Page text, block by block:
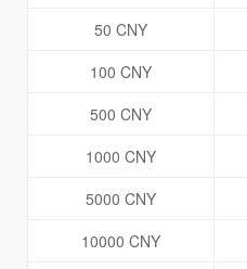
50 CNY
100 CNY
500 CNY
1000 CNY
5000 CNY
10000 CNY